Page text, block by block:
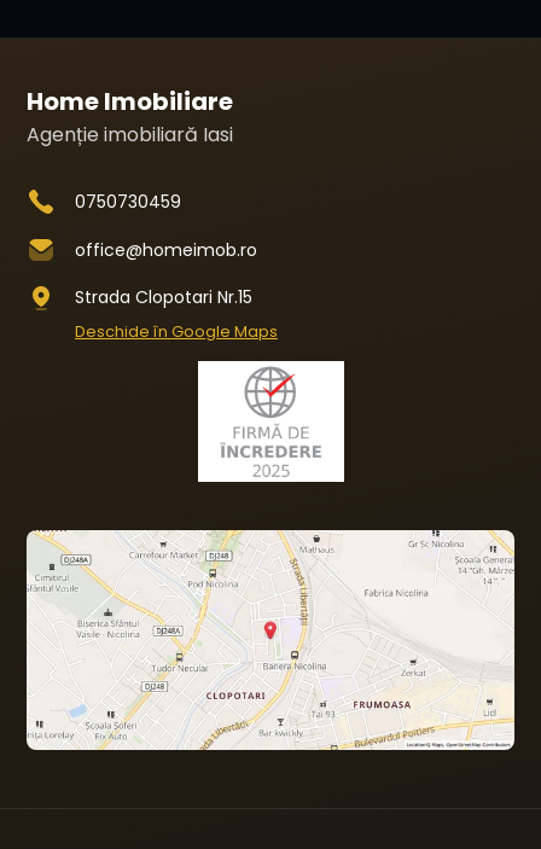
Home Imobiliare
Agenție imobiliară Iasi
0750730459
office@homeimob.ro
Strada Clopotari Nr.15
Deschide în Google Maps